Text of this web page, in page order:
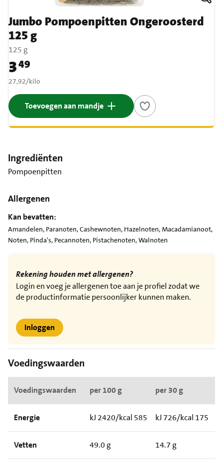
Jumbo Pompoenpitten Ongeroosterd
125 g
125 g
Prijs: € 3,49
349
€ 27,92 per kilo
27,92/kilo
Toevoegen aan mandje
Ingrediënten
Pompoenpitten
Allergenen
Kan bevatten:
Amandelen, Paranoten, Cashewnoten, Hazelnoten, Macadamianoot,
Noten, Pinda's, Pecannoten, Pistachenoten, Walnoten
Rekening houden met allergenen?
Login en voeg je allergenen toe aan je profiel zodat we
de productinformatie persoonlijker kunnen maken.
Inloggen
Voedingswaarden
Voedingswaarden per 100 g per 30 g
Energie kJ 2420/kcal 585 kJ 726/kcal 175
Vetten 49.0 g 14.7 g